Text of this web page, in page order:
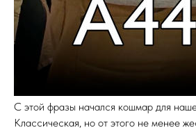
С этой фразы начался кошмар для
Классическая, но от этого не менее